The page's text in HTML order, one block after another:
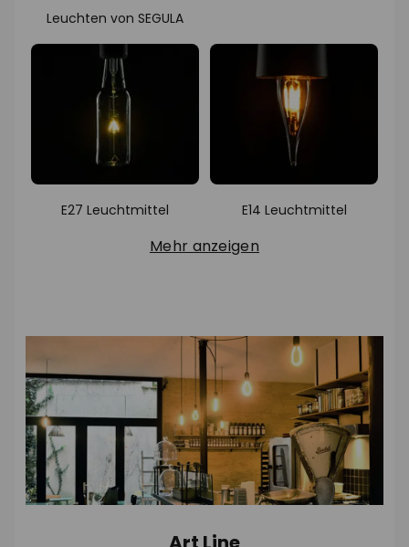
Leuchten von SEGULA
E27 Leuchtmittel E14 Leuchtmittel
Mehr anzeigen